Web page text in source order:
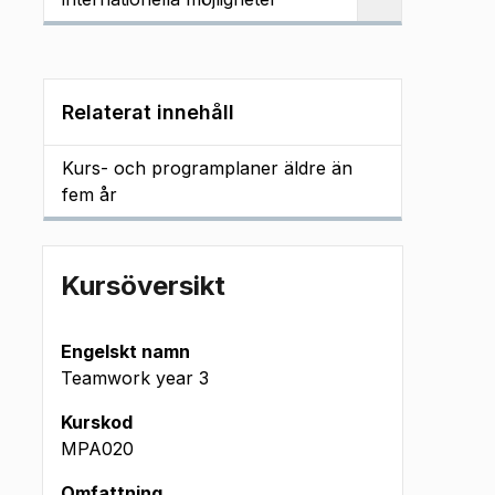
Relaterat innehåll
Kurs- och programplaner äldre än
fem år
Kursöversikt
Engelskt namn
Teamwork year 3
Kurskod
MPA020